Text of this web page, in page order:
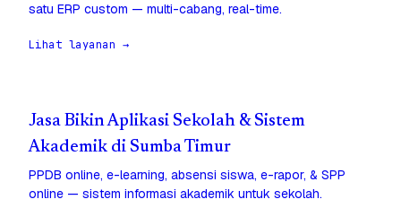
satu ERP custom — multi-cabang, real-time.
Lihat layanan →
Jasa Bikin Aplikasi Sekolah & Sistem
Akademik di Sumba Timur
PPDB online, e-learning, absensi siswa, e-rapor, & SPP
online — sistem informasi akademik untuk sekolah.